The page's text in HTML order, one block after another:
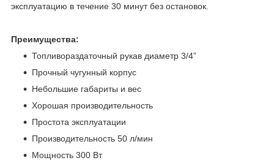
эксплуатацию в течение 30 минут без остановок.
Преимущества:
Топливораздаточный рукав диаметр 3/4”
Прочный чугунный корпус
Небольшие габариты и вес
Хорошая производительность
Простота эксплуатации
Производительность 50 л/мин
Мощность 300 Вт